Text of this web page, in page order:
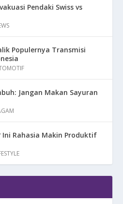
Pendaki Swiss vs
Populernya Transmisi
Jangan Makan Sayuran
Ini Rahasia Makin Produktif